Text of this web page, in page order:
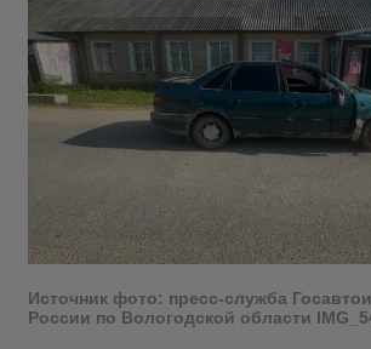
Источник фото: пресс-служба
России по Вологодской области